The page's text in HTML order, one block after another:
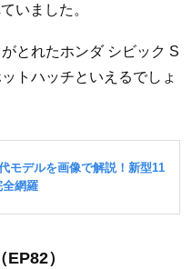
いました。
とれたホンダ シビック S
トハッチといえるでしょ
）